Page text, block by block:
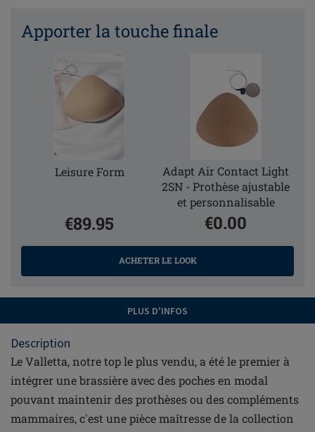
Apporter la touche finale
Leisure Form
€89.95
Adapt Air Contact Light
2SN - Prothèse ajustable
et personnalisable
€0.00
ACHETER LE LOOK
PLUS D'INFOS
Description
Le Valletta, notre top le plus vendu, a été le premier à
intégrer une brassière avec des poches en modal
pouvant maintenir des prothèses ou des compléments
mammaires, c'est une pièce maîtresse de la collection